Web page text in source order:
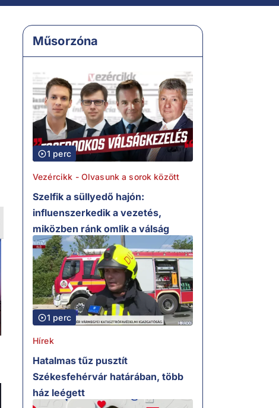
Műsorzóna
1 perc
Vezércikk - Olvasunk a sorok között
Szelfik a süllyedő hajón:
influenszerkedik a vezetés,
miközben ránk omlik a válság
1 perc
Hírek
Hatalmas tűz pusztít
Székesfehérvár határában, több
ház leégett